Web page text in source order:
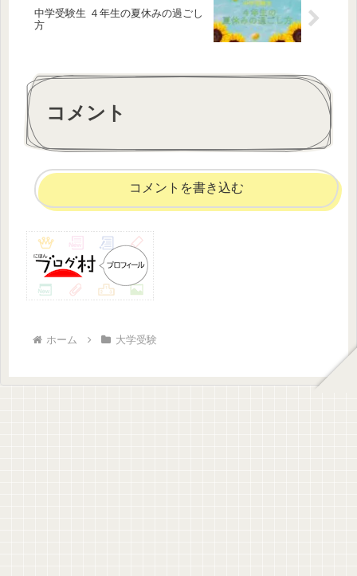
中学受験生 ４年生の夏休みの過ごし
方
コメント
コメントを書き込む
ホーム 大学受験